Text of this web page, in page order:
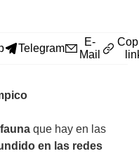
Telegram
E-
Mail
que hay en las
en las redes